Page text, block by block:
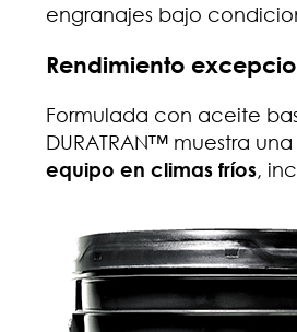
engranajes bajo
Rendimiento
Formulada con aceite
DURATRAN™ muestra
equipo en climas fríos,